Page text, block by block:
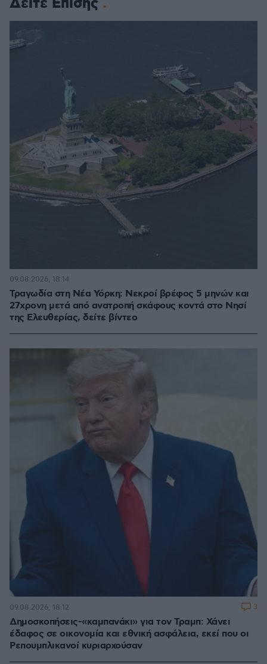
Τραγωδία στη Νέα Υόρκη: Νεκροί βρέφος 5 μηνών και
27χρονη μετά από ανατροπή σκάφους κοντά στο Νησί
της Ελευθερίας, δείτε βίντεο
09.08.2026, 18:14
Δημοσκοπήσεις-«καμπανάκι» για τον Τραμπ: Χάνει
έδαφος σε οικονομία και εθνική ασφάλεια, εκεί που οι
Ρεπουμπλικανοί κυριαρχούσαν
09.08.2026, 18:12 3